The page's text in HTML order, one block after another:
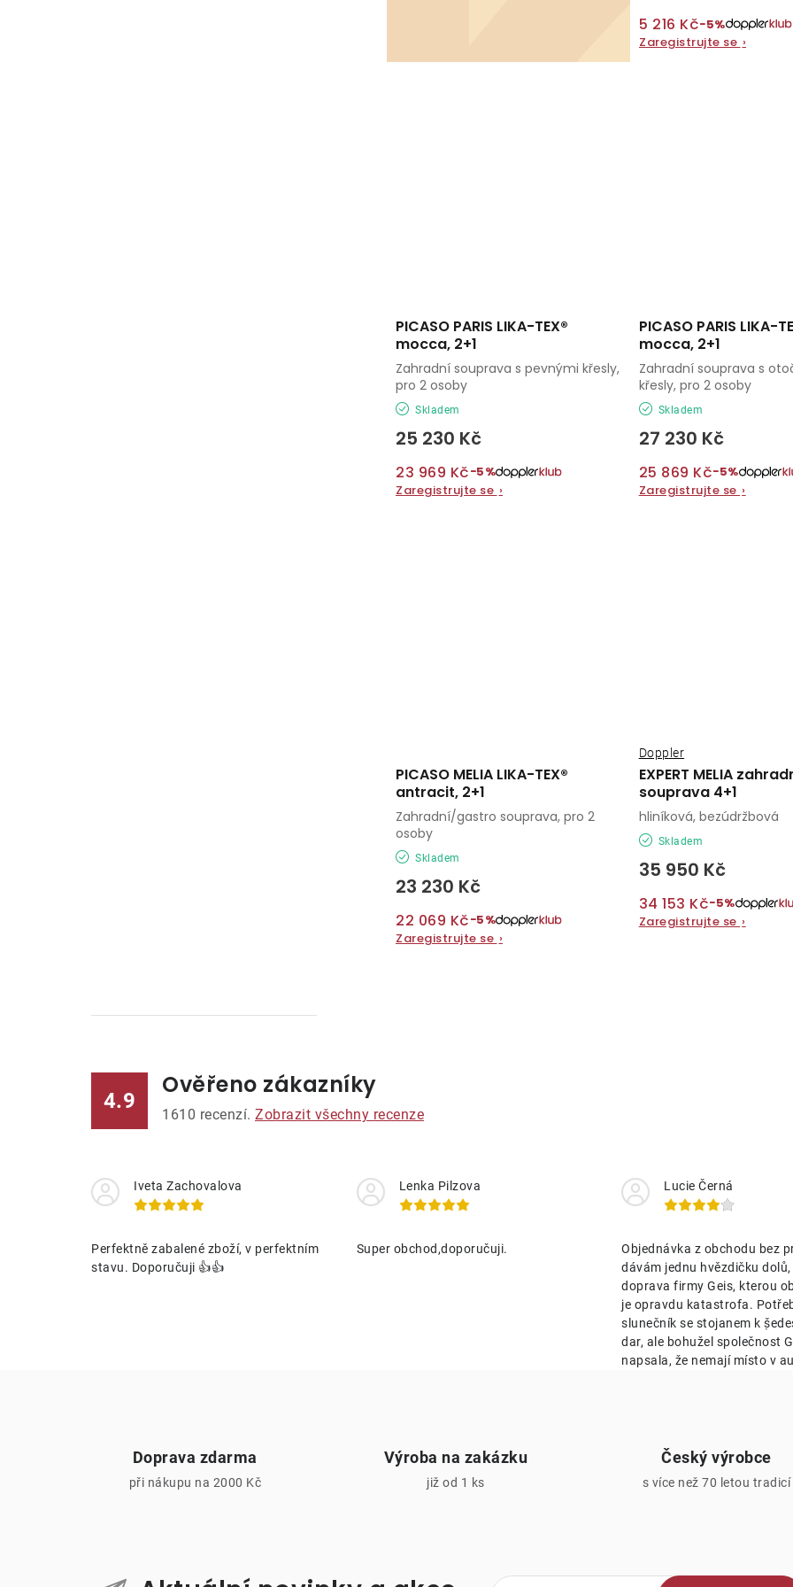
5 216 Kč−5%
Zaregistrujte se ›
PICASO PARIS LIKA-TEX®
mocca, 2+1
Skladem
25 230 Kč
23 969 Kč−5%
Zaregistrujte se ›
Zahradní souprava s pevnými křesly,
pro 2 osoby
PICASO PARIS LIKA-
mocca, 2+1
Skladem
27 230 Kč
25 869 Kč−5%
Zaregistrujte se ›
Zahradní souprava s
křesly, pro 2 osoby
PICASO MELIA LIKA-TEX®
antracit, 2+1
Skladem
23 230 Kč
22 069 Kč−5%
Zaregistrujte se ›
Zahradní/gastro souprava, pro 2
osoby
EXPERT MELIA
souprava 4+1
Doppler
Skladem
35 950 Kč
34 153 Kč−5%
Zaregistrujte se ›
hliníková, bezúdržbová
á
a
c
p
p
4.9
Ověřeno zákazníky
1610 recenzí. Zobrazit všechny recenze
Iveta Zachovalova
Perfektně zabalené zboží, v perfektním
stavu. Doporučuji 👍👍
Lenka Pilzova
Super obchod,doporučuji.
Lucie Černá
Objednávka z obchodu bez
dávám jednu hvězdičku
doprava firmy Geis, kterou
je opravdu katastrofa.
slunečník se stojanem k
dar, ale bohužel společnost
napsala, že nemají místo v
Doprava zdarma
při nákupu na 2000 Kč
Výroba na zakázku
již od 1 ks
Český výrobce
s více než 70 letou tradicí